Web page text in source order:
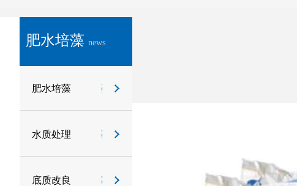
肥水培藻 news
肥水培藻
水质处理
底质改良